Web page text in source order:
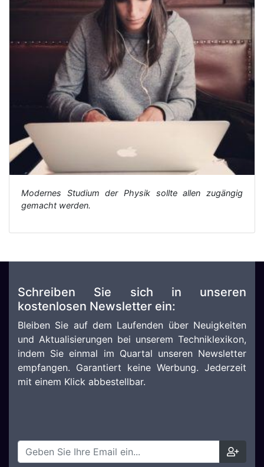
Modernes Studium der Physik sollte allen zugängig
gemacht werden.
Schreiben Sie sich in unseren
kostenlosen Newsletter ein:
Bleiben Sie auf dem Laufenden über Neuigkeiten
und Aktualisierungen bei unserem Techniklexikon,
indem Sie einmal im Quartal unseren Newsletter
empfangen. Garantiert keine Werbung. Jederzeit
mit einem Klick abbestellbar.